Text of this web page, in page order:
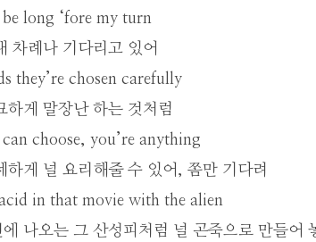
long ‘fore my turn
차례나 기다리고 있어
they’re chosen carefully
하게 말장난 하는 것처럼
can choose, you’re anything
하게 널 요리해줄 수 있어, 쫌만 기다려
in that movie with the alien
에 나오는 그 산성피처럼 널 곤죽으로 만들어